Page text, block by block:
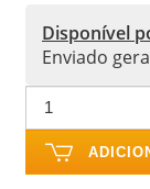
Disponível
Enviado